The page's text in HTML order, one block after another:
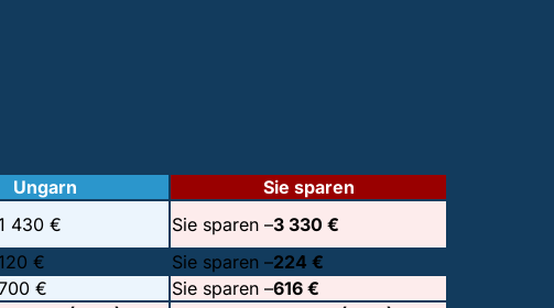
Ungarn
Sie sparen
430 € Sie sparen –3 330 €
120 € Sie sparen –224 €
€ Sie sparen –616 €